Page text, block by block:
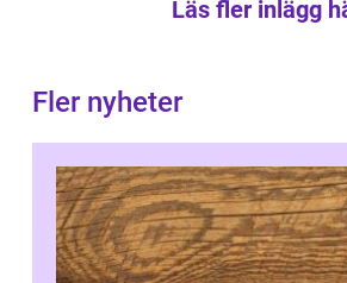
Läs fler inlägg
Fler nyheter